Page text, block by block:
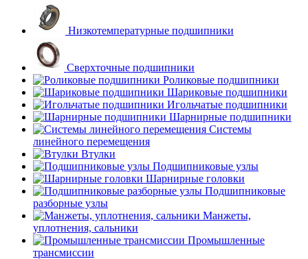
Низкотемпературные подшипники
Сверхточные подшипники
Роликовые подшипники
Шариковые подшипники
Игольчатые подшипники
Шарнирные подшипники
Системы
линейного перемещения
Втулки
Подшипниковые узлы
Шарнирные головки
Подшипниковые
разборные узлы
Манжеты,
уплотнения, сальники
Промышленные
трансмиссии